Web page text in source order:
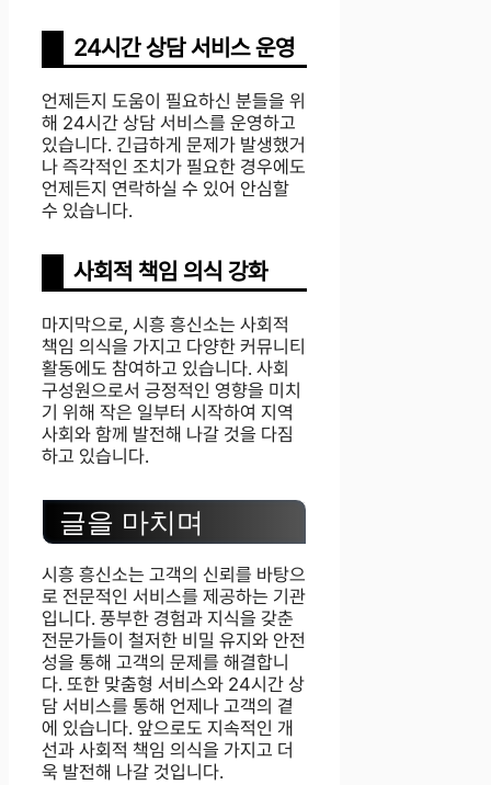
24시간 상담 서비스 운영
언제든지 도움이 필요하신 분들을 위
해 24시간 상담 서비스를 운영하고
있습니다. 긴급하게 문제가 발생했거
나 즉각적인 조치가 필요한 경우에도
언제든지 연락하실 수 있어 안심할
수 있습니다.
사회적 책임 의식 강화
마지막으로, 시흥 흥신소는 사회적
책임 의식을 가지고 다양한 커뮤니티
활동에도 참여하고 있습니다. 사회
구성원으로서 긍정적인 영향을 미치
기 위해 작은 일부터 시작하여 지역
사회와 함께 발전해 나갈 것을 다짐
하고 있습니다.
글을 마치며
시흥 흥신소는 고객의 신뢰를 바탕으
로 전문적인 서비스를 제공하는 기관
입니다. 풍부한 경험과 지식을 갖춘
전문가들이 철저한 비밀 유지와 안전
성을 통해 고객의 문제를 해결합니
다. 또한 맞춤형 서비스와 24시간 상
담 서비스를 통해 언제나 고객의 곁
에 있습니다. 앞으로도 지속적인 개
선과 사회적 책임 의식을 가지고 더
욱 발전해 나갈 것입니다.